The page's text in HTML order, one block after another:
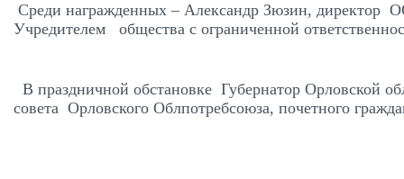
Среди награжденных – Александр Зюзин,
Учредителем общества с ограниченной
В праздничной обстановке Губернатор Орловской
совета Орловского Облпотребсоюза, почетного